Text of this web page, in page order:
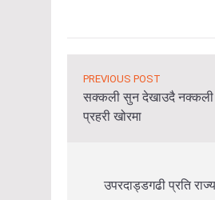
PREVIOUS POST
सक्कली सुन देखाउदै नक्कली
प्रहरी खोरमा
उपरदाड्डगढी प्रति